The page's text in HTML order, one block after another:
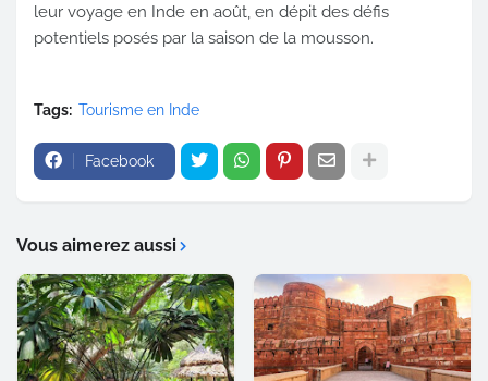
leur voyage en Inde en août, en dépit des défis
potentiels posés par la saison de la mousson.
Tags: Tourisme en Inde
Facebook
Vous aimerez aussi